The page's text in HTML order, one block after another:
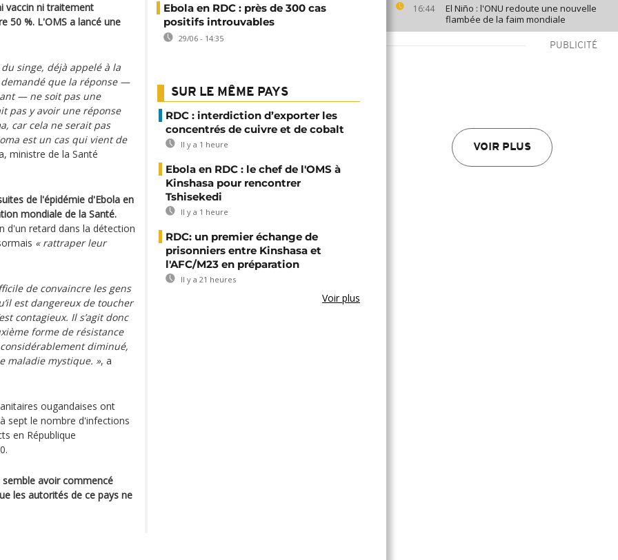
16:44
El Niño : l'ONU redoute une nouvelle
flambée de la faim mondiale
PUBLICITÉ
VOIR PLUS
vaccin ni traitement
50 %. L'OMS a lancé une
singe, déjà appelé à la
que la réponse —
— ne soit pas une
pas y avoir une réponse
car cela ne serait pas
est un cas qui vient de
ministre de la Santé
de l'épidémie d'Ebola en
mondiale de la Santé.
d'un retard dans la détection
« rattraper leur
de convaincre les gens
est dangereux de toucher
contagieux. Il s’agit donc
forme de résistance
diminué,
maladie mystique. », a
ougandaises ont
sept le nombre d'infections
en République
avoir commencé
les autorités de ce pays ne
Ebola en RDC : près de 300 cas
positifs introuvables
29/06 - 14:35
SUR LE MÊME PAYS
RDC : interdiction d’exporter les
concentrés de cuivre et de cobalt
Il y a 1 heure
Ebola en RDC : le chef de l'OMS à
Kinshasa pour rencontrer
Tshisekedi
Il y a 1 heure
RDC: un premier échange de
prisonniers entre Kinshasa et
l'AFC/M23 en préparation
Il y a 21 heures
Voir plus